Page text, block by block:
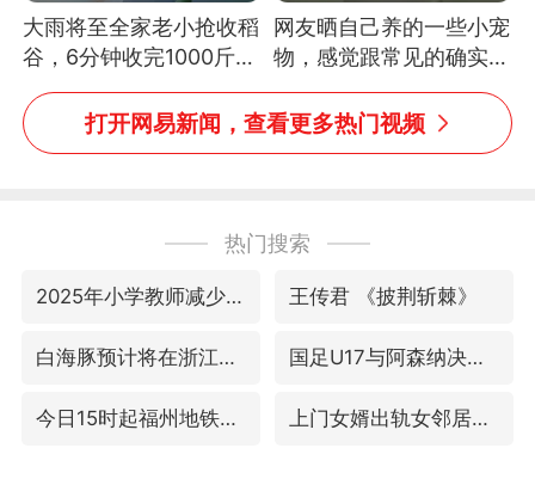
大雨将至全家老小抢收稻
谷，6分钟收完1000斤，
没有一个人掉链子
网友晒自己养的一些小宠
物，感觉跟常见的确实有
些不一样
打开网易新闻，查看更多热门视频
热门搜索
2025年小学教师减少13.19万 王传君 《披荆斩棘》
白海豚预计将在浙江苍南到三门一带登陆 国足U17与阿森纳决赛取消 并列冠军
今日15时起福州地铁高架区段停运 上门女婿出轨女邻居多年被判重婚罪